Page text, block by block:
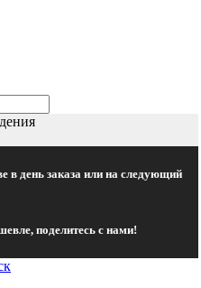
в день заказа или на следующий
поделитесь с нами!